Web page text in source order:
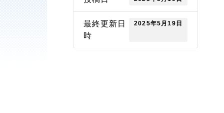
最終更新日
時
2025年5月19日